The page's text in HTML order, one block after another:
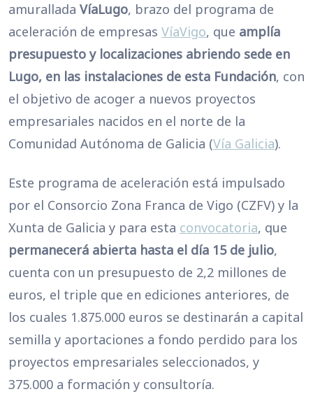
amurallada VíaLugo, brazo del programa de
aceleración de empresas VíaVigo, que amplía
presupuesto y localizaciones abriendo sede en
Lugo, en las instalaciones de esta Fundación, con
el objetivo de acoger a nuevos proyectos
empresariales nacidos en el norte de la
Comunidad Autónoma de Galicia (Vía Galicia).
Este programa de aceleración está impulsado
por el Consorcio Zona Franca de Vigo (CZFV) y la
Xunta de Galicia y para esta convocatoria, que
permanecerá abierta hasta el día 15 de julio,
cuenta con un presupuesto de 2,2 millones de
euros, el triple que en ediciones anteriores, de
los cuales 1.875.000 euros se destinarán a capital
semilla y aportaciones a fondo perdido para los
proyectos empresariales seleccionados, y
375.000 a formación y consultoría.